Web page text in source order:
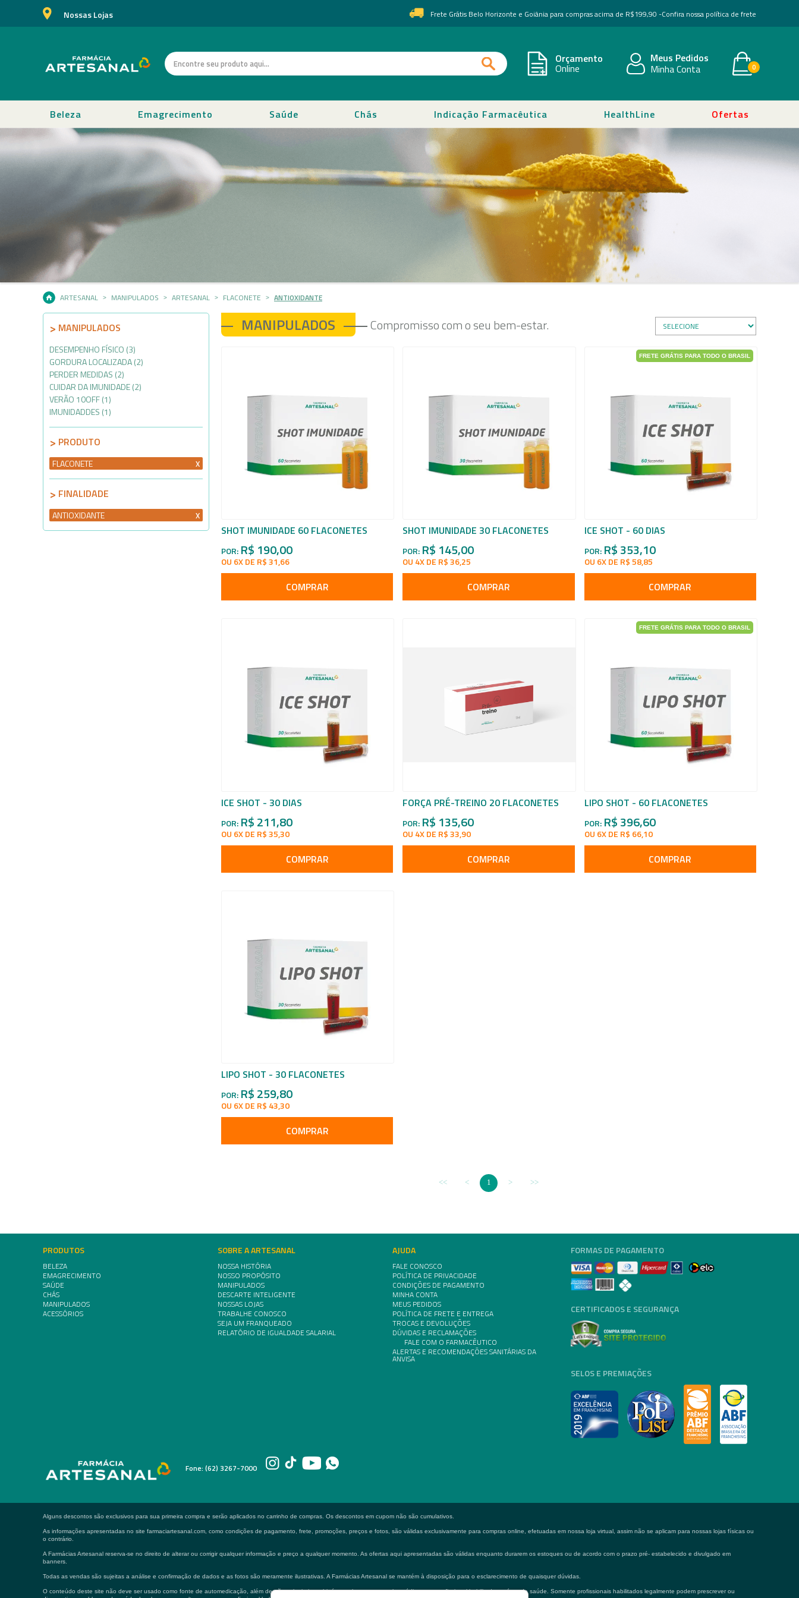
Nossas Lojas Frete Grátis Belo Horizonte e Goiânia para compras acima de R$199,90 -Confira nossa política de frete
Orçamento
Online
Meus Pedidos
Minha Conta 0
Beleza Emagrecimento Saúde Chás Indicação Farmacêutica HealthLine Ofertas
ARTESANAL MANIPULADOS ARTESANAL FLACONETE ANTIOXIDANTE
MANIPULADOS
DESEMPENHO FÍSICO (3)
GORDURA LOCALIZADA (2)
PERDER MEDIDAS (2)
CUIDAR DA IMUNIDADE (2)
VERÃO 10OFF (1)
IMUNIDADDES (1)
PRODUTO
FLACONETE
FINALIDADE
ANTIOXIDANTE
MANIPULADOS Compromisso com o seu bem-estar.
SHOT IMUNIDADE 60 FLACONETES
POR: R$ 190,00
OU 6X DE R$ 31,66
COMPRAR
SHOT IMUNIDADE 30 FLACONETES
POR: R$ 145,00
OU 4X DE R$ 36,25
COMPRAR
FRETE GRÁTIS PARA TODO O BRASIL
ICE SHOT - 60 DIAS
POR: R$ 353,10
OU 6X DE R$ 58,85
COMPRAR
ICE SHOT - 30 DIAS
POR: R$ 211,80
OU 6X DE R$ 35,30
COMPRAR
FORÇA PRÉ-TREINO 20 FLACONETES
POR: R$ 135,60
OU 4X DE R$ 33,90
COMPRAR
FRETE GRÁTIS PARA TODO O BRASIL
LIPO SHOT - 60 FLACONETES
POR: R$ 396,60
OU 6X DE R$ 66,10
COMPRAR
LIPO SHOT - 30 FLACONETES
POR: R$ 259,80
OU 6X DE R$ 43,30
COMPRAR
1
PRODUTOS
BELEZA
EMAGRECIMENTO
SAÚDE
CHÁS
MANIPULADOS
ACESSÓRIOS
SOBRE A ARTESANAL
NOSSA HISTÓRIA
NOSSO PROPÓSITO
MANIPULADOS
DESCARTE INTELIGENTE
NOSSAS LOJAS
TRABALHE CONOSCO
SEJA UM FRANQUEADO
RELATÓRIO DE IGUALDADE SALARIAL
AJUDA
FALE CONOSCO
POLÍTICA DE PRIVACIDADE
CONDIÇÕES DE PAGAMENTO
MINHA CONTA
MEUS PEDIDOS
POLÍTICA DE FRETE E ENTREGA
TROCAS E DEVOLUÇÕES
DÚVIDAS E RECLAMAÇÕES
FALE COM O FARMACÊUTICO
ALERTAS E RECOMENDAÇÕES SANITÁRIAS DA
ANVISA
Fone: (62) 3267-7000
FORMAS DE PAGAMENTO
CERTIFICADOS E SEGURANÇA
SELOS E PREMIAÇÕES
Alguns descontos são exclusivos para sua primeira compra e serão aplicados no carrinho de compras. Os descontos em cupom não são cumulativos.
As informações apresentadas no site farmaciartesanal.com, como condições de pagamento, frete, promoções, preços e fotos, são válidas exclusivamente para compras online, efetuadas em nossa loja virtual, assim não se aplicam para nossas lojas físicas ou
o contrário.
A Farmácias Artesanal reserva-se no direito de alterar ou corrigir qualquer informação e preço a qualquer momento. As ofertas aqui apresentadas são válidas enquanto durarem os estoques ou de acordo com o prazo pré- estabelecido e divulgado em
banners.
Todas as vendas são sujeitas a análise e confirmação de dados e as fotos são meramente ilustrativas. A Farmácias Artesanal se mantém à disposição para o esclarecimento de quaisquer dúvidas.
O conteúdo deste site não deve ser usado como fonte de automedicação, além de não substituir em hipótese alguma a consulta médica e ou profissional habilitado na área de saúde. Somente profissionais habilitados legalmente podem prescrever ou